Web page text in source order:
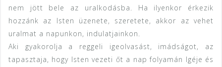
nem jött bele az uralkodásba. Ha ilyenkor érkezik
hozzánk az Isten üzenete, szeretete, akkor az vehet
uralmat a napunkon, indulatjainkon.
Aki gyakorolja a reggeli igeolvasást, imádságot, az
tapasztaja, hogy Isten vezeti őt a nap folyamán Igéje és